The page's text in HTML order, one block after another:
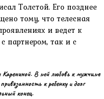
Толстой. Его позднее
тому, что телесная
и ведет к
партнером, так и с
В ней любовь к мужчине
к ребенку и долг
конец.